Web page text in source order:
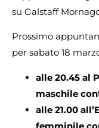
su Galstaff
Prossimo
per sabato 18
alle 20.45 al
maschile
alle 21.00